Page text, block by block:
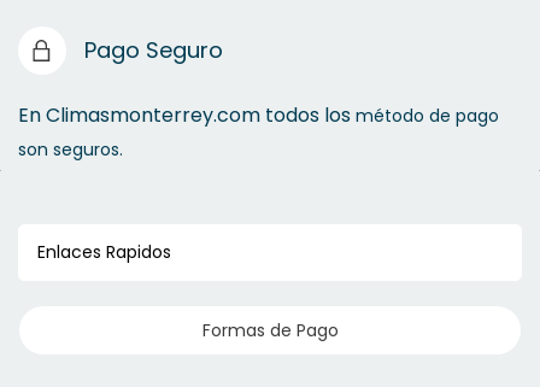
Pago Seguro
En Climasmonterrey.com todos los método de pago
son seguros.
Enlaces Rapidos
Formas de Pago